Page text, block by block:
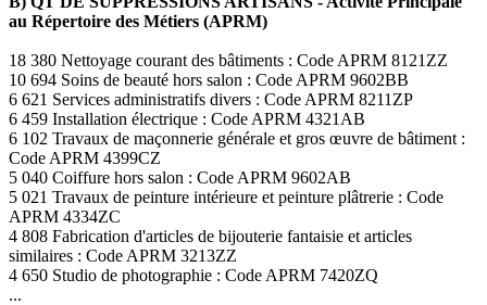
au Répertoire des Métiers (APRM)
18 380 Nettoyage courant des bâtiments : Code APRM 8121ZZ
10 694 Soins de beauté hors salon : Code APRM 9602BB
6 621 Services administratifs divers : Code APRM 8211ZP
6 459 Installation électrique : Code APRM 4321AB
6 102 Travaux de maçonnerie générale et gros œuvre de bâtiment :
Code APRM 4399CZ
5 040 Coiffure hors salon : Code APRM 9602AB
5 021 Travaux de peinture intérieure et peinture plâtrerie : Code
APRM 4334ZC
4 808 Fabrication d'articles de bijouterie fantaisie et articles
similaires : Code APRM 3213ZZ
4 650 Studio de photographie : Code APRM 7420ZQ
...